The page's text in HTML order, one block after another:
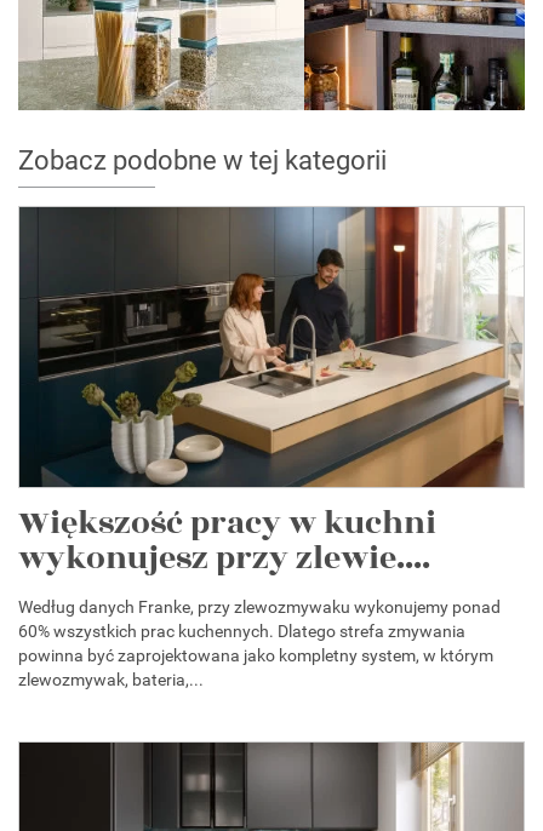
Zobacz podobne w tej kategorii
Większość pracy w kuchni
wykonujesz przy zlewie....
Według danych Franke, przy zlewozmywaku wykonujemy ponad
60% wszystkich prac kuchennych. Dlatego strefa zmywania
powinna być zaprojektowana jako kompletny system, w którym
zlewozmywak, bateria,...